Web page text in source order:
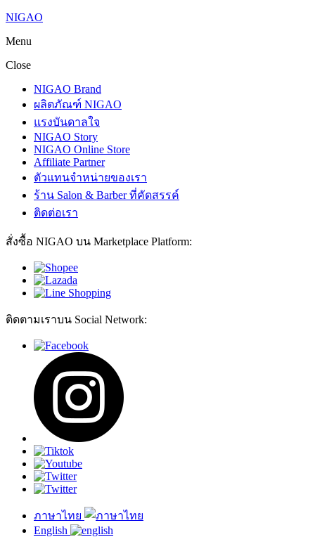
NIGAO
Menu
Close
NIGAO Brand
ผลิตภัณฑ์ NIGAO
แรงบันดาลใจ
NIGAO Story
NIGAO Online Store
Affiliate Partner
ตัวแทนจำหน่ายของเรา
ร้าน Salon & Barber ที่คัดสรรค์
ติดต่อเรา
สั่งซื้อ NIGAO บน Marketplace Platform:
ติดตามเราบน Social Network:
ภาษาไทย
English